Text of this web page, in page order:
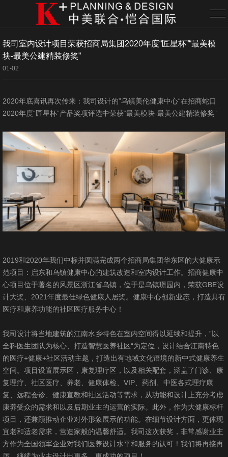
首页
项目
关于
新闻
联系
招聘
我司室内设计项目荣获招商局集团2020年度“匠星杯”“最美模
块-最美公建精装修奖”
01-02
2020年底喜讯再次传来：我司设计的”乌镇美伦健康中心“在招商蛇口
2020年度“匠星杯”产品奖项评选中荣获“最美模块-最美公建精装修奖”
2019和2020年我们中标并圆满完成两个招商局集团华东区的大健康示
范项目：启东和乌镇健康中心的建筑改造和室内设计工作。招商健康中
心项目位于著名的风景区浙江省乌镇，位于是乌镇璟园内，荣获GBE设
计大奖、2021年度最佳绿色健康人居奖。健康中心创新业态，打造具有
医疗和康养功能的社区医疗服务中心！
我司设计将当地建筑的江南水乡特色在室内空间得以延续和提升，”以
全科医生团队为核心、打造智慧医养社区“为定位，设计结合江南特色
的医疗+健康+社区活动主题，打造出有地域文化语境的新中式健康养生
空间。项目设置展示区，康复理疗区，以及相关配套，涵盖了门诊、康
复理疗、社区医疗、养老、健康体检、VIP、药剂、中医各式理疗康
复、远程会诊、健康宣教和社区活动等需求，从功能和设计上充分考虑
康养受众的需求和以及后期业主的运营的实际。此外，作为大健康标杆
项目，还兼顾推动企业对外形象展示的功能。在细节设计方面，更体现
宜老和适老需求，营造家般的温馨舒适。我司这次获奖，非常感谢业主
方作为全国领军企业对我们医养设计水平和服务的认可！我们将再接再